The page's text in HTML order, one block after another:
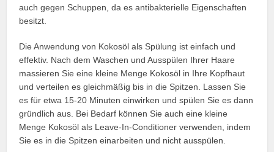
auch gegen Schuppen, da es antibakterielle Eigenschaften
besitzt.
Die Anwendung von Kokosöl als Spülung ist einfach und
effektiv. Nach dem Waschen und Ausspülen Ihrer Haare
massieren Sie eine kleine Menge Kokosöl in Ihre Kopfhaut
und verteilen es gleichmäßig bis in die Spitzen. Lassen Sie
es für etwa 15-20 Minuten einwirken und spülen Sie es dann
gründlich aus. Bei Bedarf können Sie auch eine kleine
Menge Kokosöl als Leave-In-Conditioner verwenden, indem
Sie es in die Spitzen einarbeiten und nicht ausspülen.